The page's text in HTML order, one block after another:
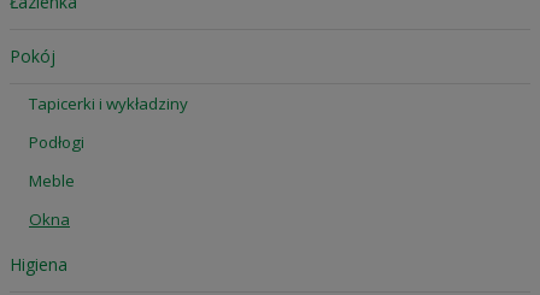
Pokój
Tapicerki i wykładziny
Podłogi
Meble
Okna
Higiena